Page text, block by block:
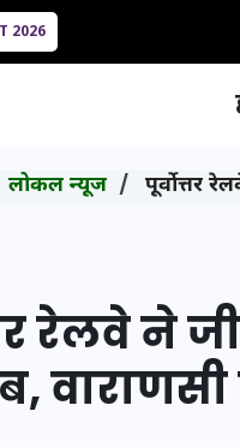
2026
लोकल न्यूज पूर्वोत्तर
रेलवे ने